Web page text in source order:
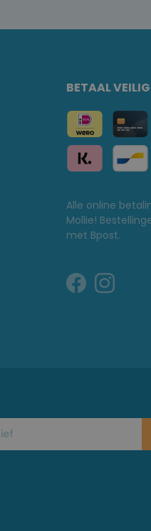
BETAAL
Alle online
Mollie!
met Bpost.